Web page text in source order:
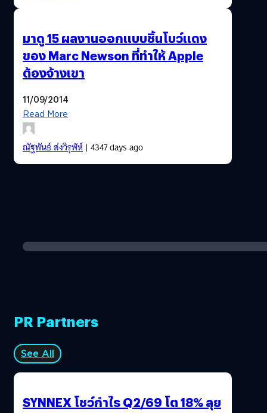
มาดู 15 ผลงานออกแบบชิ้นโบว์แดง
ของ Marc Newson ที่ทำให้ Apple
ต้องจ้างเขา
11/09/2014
Read More
ณัฐพันธ์ ส่งวิรุฬห์| 4347 days ago
PR Partners
See All
SYNNEX โชว์กำไร Q2/69 โต 18% ลุย